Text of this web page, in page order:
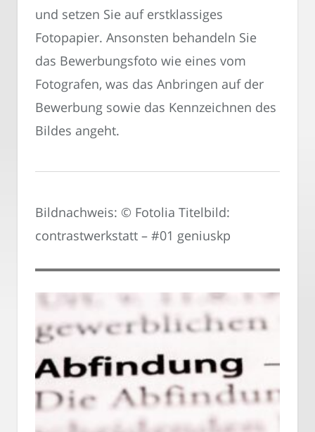
und setzen Sie auf erstklassiges
Fotopapier. Ansonsten behandeln Sie
das Bewerbungsfoto wie eines vom
Fotografen, was das Anbringen auf der
Bewerbung sowie das Kennzeichnen des
Bildes angeht.
Bildnachweis: © Fotolia Titelbild:
contrastwerkstatt – #01 geniuskp